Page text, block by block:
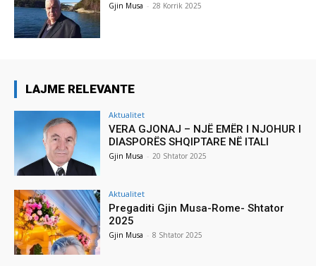
Gjin Musa - 28 Korrik 2025
LAJME RELEVANTE
Aktualitet
VERA GJONAJ – NJË EMËR I NJOHUR I
DIASPORËS SHQIPTARE NË ITALI
Gjin Musa - 20 Shtator 2025
Aktualitet
Pregaditi Gjin Musa-Rome- Shtator
2025
Gjin Musa - 8 Shtator 2025